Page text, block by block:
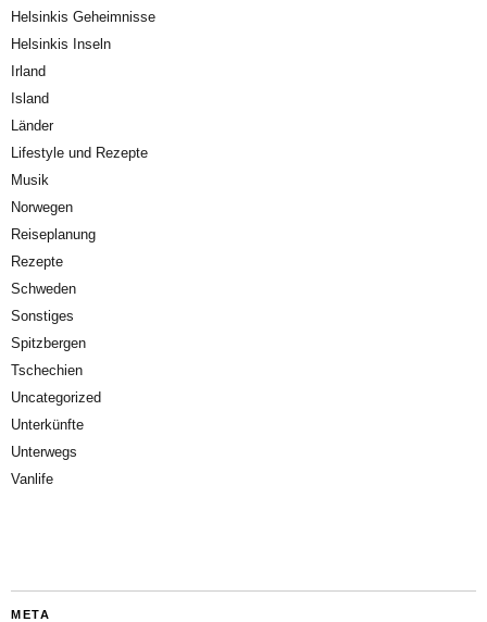
Helsinkis Geheimnisse
Helsinkis Inseln
Irland
Island
Länder
Lifestyle und Rezepte
Musik
Norwegen
Reiseplanung
Rezepte
Schweden
Sonstiges
Spitzbergen
Tschechien
Uncategorized
Unterkünfte
Unterwegs
Vanlife
META